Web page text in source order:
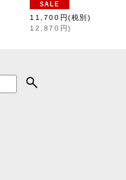
11,700 円(税別)
12,870 円)